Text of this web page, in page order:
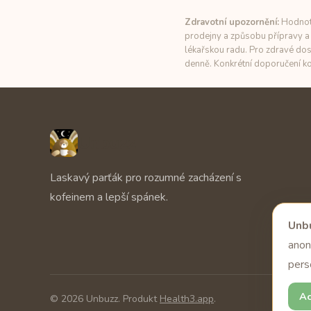
Zdravotní upozornění:
prodejny a způsobu přípravy
lékařskou radu. Pro zdravé
denně. Konkrétní doporučení
Laskavý parťák pro rozumné zacházení s
kofeinem a lepší spánek.
© 2026 Unbuzz. Produkt Health3.app.